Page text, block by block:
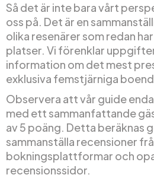
Så det är inte bara vårt
oss på. Det är en
olika resenärer som redan
platser. Vi förenklar
information om det mest
exklusiva femstjärniga
Observera att vår guide
med ett sammanfattande
av 5 poäng. Detta beräknas
sammanställa recensioner
bokningsplattformar och
recensionssidor.